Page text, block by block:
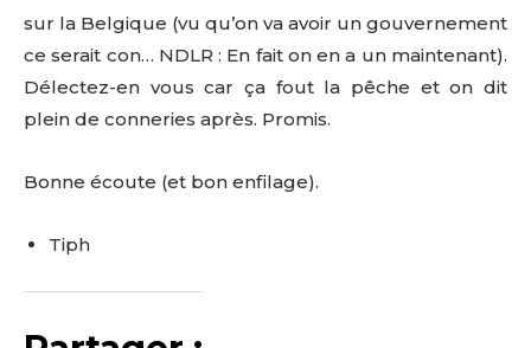
sur la Belgique (vu qu’on va avoir un gouvernement
ce serait con… NDLR : En fait on en a un maintenant).
Délectez-en vous car ça fout la pêche et on dit
plein de conneries après. Promis.
Bonne écoute (et bon enfilage).
Tiph